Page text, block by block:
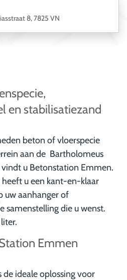
8, 7825 VN
en stabilisatiezand
beton of vloerspecie
aan de Bartholomeus
u Betonstation Emmen.
u een kant-en-klaar
uw aanhanger of
samenstelling die u wenst.
Emmen
ideale oplossing voor